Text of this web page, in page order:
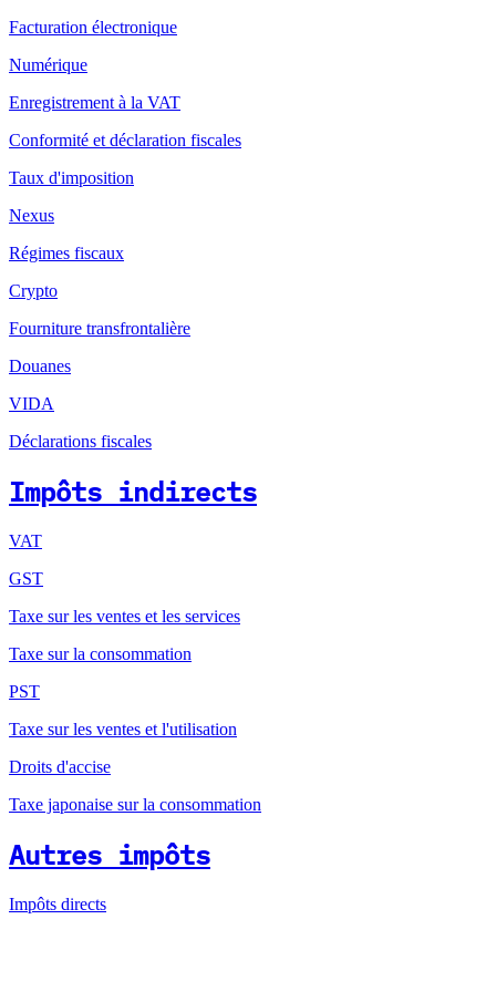
Facturation électronique
Numérique
Enregistrement à la VAT
Conformité et déclaration fiscales
Taux d'imposition
Nexus
Régimes fiscaux
Crypto
Fourniture transfrontalière
Douanes
VIDA
Déclarations fiscales
Impôts indirects
VAT
GST
Taxe sur les ventes et les services
Taxe sur la consommation
PST
Taxe sur les ventes et l'utilisation
Droits d'accise
Taxe japonaise sur la consommation
Autres impôts
Impôts directs